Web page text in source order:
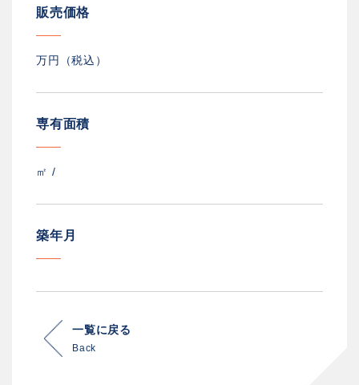
販売価格
万円（税込）
専有面積
㎡ /
築年月
一覧に戻る
Back